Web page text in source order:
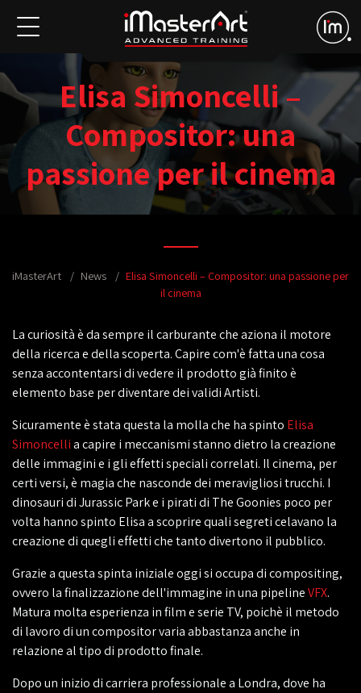
Elisa Simoncelli –
Compositor: una
passione per il cinema
iMasterArt News
Elisa Simoncelli – Compositor: una passione per
il cinema
La curiosità è da sempre il carburante che aziona il motore
della ricerca e della scoperta. Capire com'è fatta una cosa
senza accontentarsi di vedere il prodotto già finito è
elemento base per diventare dei validi Artisti.
Sicuramente è stata questa la molla che ha spinto Elisa
Simoncellia capire i meccanismi stanno dietro la creazione
delle immagini e i gli effetti speciali correlati. Il cinema, per
certi versi, è magia che nasconde dei meravigliosi trucchi. I
dinosauri di Jurassic Park e i pirati di The Goonies poco per
volta hanno spinto Elisa a scoprire quali segreti celavano la
creazione di quegli effetti che tanto divertono il pubblico.
Grazie a questa spinta iniziale oggi si occupa di compositing,
ovvero la finalizzazione dell'immagine in una pipelineVFX.
Matura molta esperienza in film e serie TV, poichè il metodo
di lavoro di un compositor varia abbastanza anche in
relazione al tipo di prodotto finale.
Dopo un inizio di carriera professionale a Londra, dove ha